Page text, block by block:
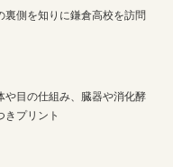
裏側を知りに鎌倉高校を訪問
や目の仕組み、臓器や消化酵
きプリント